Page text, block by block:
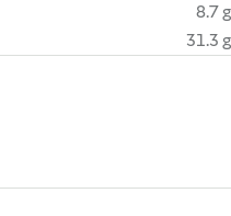
8.7 g
31.3 g